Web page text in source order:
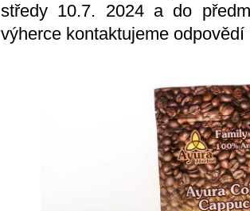
středy 10.7. 2024 a do
výherce kontaktujeme